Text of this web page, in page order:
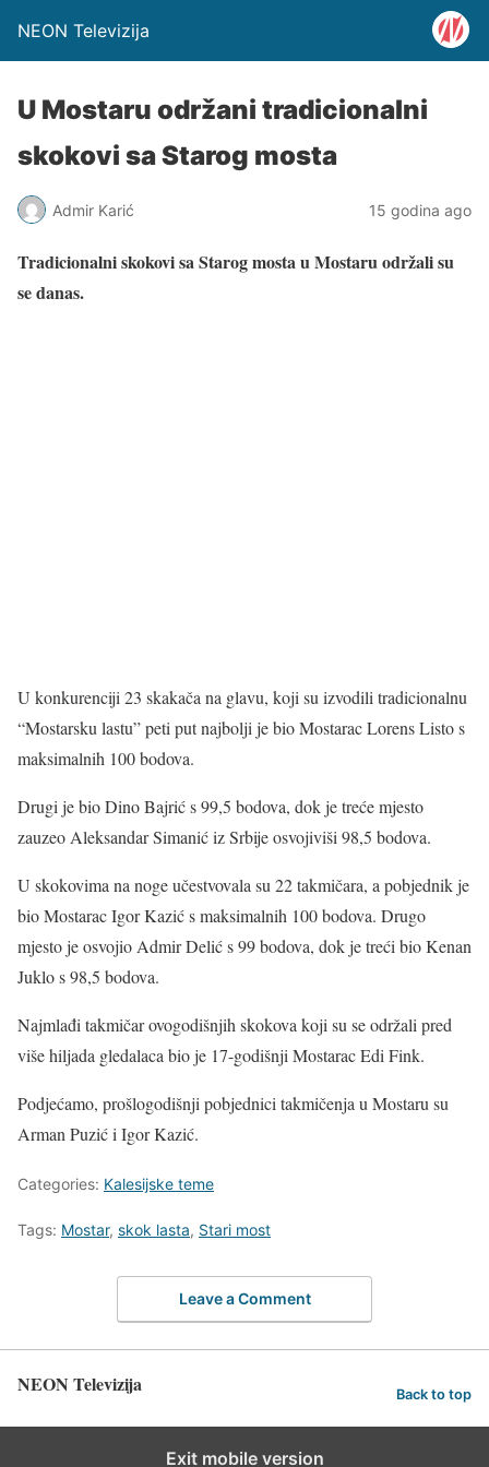
NEON Televizija
U Mostaru održani tradicionalni
skokovi sa Starog mosta
Admir Karić 15 godina ago
Tradicionalni skokovi sa Starog mosta u Mostaru održali su
se danas.
U konkurenciji 23 skakača na glavu, koji su izvodili tradicionalnu
“Mostarsku lastu” peti put najbolji je bio Mostarac Lorens Listo s
maksimalnih 100 bodova.
Drugi je bio Dino Bajrić s 99,5 bodova, dok je treće mjesto
zauzeo Aleksandar Simanić iz Srbije osvojiviši 98,5 bodova.
U skokovima na noge učestvovala su 22 takmičara, a pobjednik je
bio Mostarac Igor Kazić s maksimalnih 100 bodova. Drugo
mjesto je osvojio Admir Delić s 99 bodova, dok je treći bio Kenan
Juklo s 98,5 bodova.
Najmlađi takmičar ovogodišnjih skokova koji su se održali pred
više hiljada gledalaca bio je 17-godišnji Mostarac Edi Fink.
Podjećamo, prošlogodišnji pobjednici takmičenja u Mostaru su
Arman Puzić i Igor Kazić.
Categories: Kalesijske teme
Tags: Mostar, skok lasta, Stari most
Leave a Comment
NEON Televizija Back to top
Exit mobile version